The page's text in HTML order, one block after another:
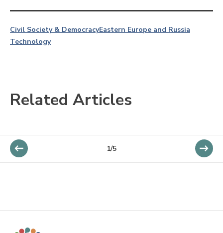
Civil Society & DemocracyEastern Europe and Russia
Technology
Related Articles
1/5